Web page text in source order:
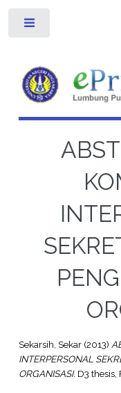
Sekarsih, Sekar(2013)
INTERPERSONAL
ORGANISASI. D3 thesis,